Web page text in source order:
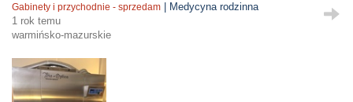
Gabinety i przychodnie - sprzedam | Medycyna rodzinna
1 rok temu
warmińsko-mazurskie